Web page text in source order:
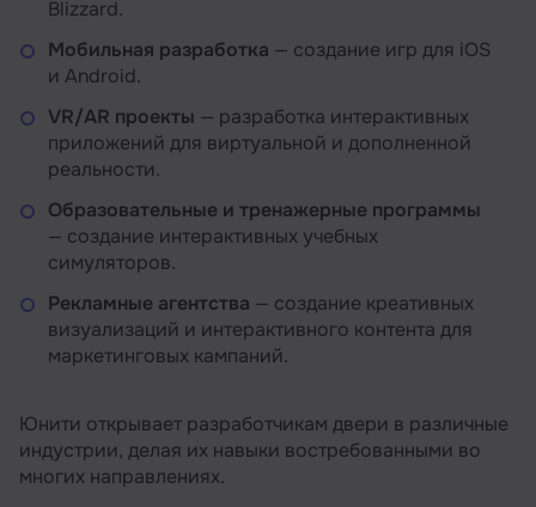
Blizzard.
Мобильная разработка — создание игр для iOS
и Android.
VR/AR проекты — разработка интерактивных
приложений для виртуальной и дополненной
реальности.
Образовательные и тренажерные программы
— создание интерактивных учебных
симуляторов.
Рекламные агентства — создание креативных
визуализаций и интерактивного контента для
маркетинговых кампаний.
Юнити открывает разработчикам двери в различные
индустрии, делая их навыки востребованными во
многих направлениях.